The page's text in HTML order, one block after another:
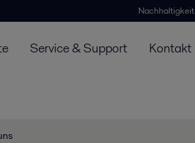
Nachhaltigkeit
Service & Support Kontakt